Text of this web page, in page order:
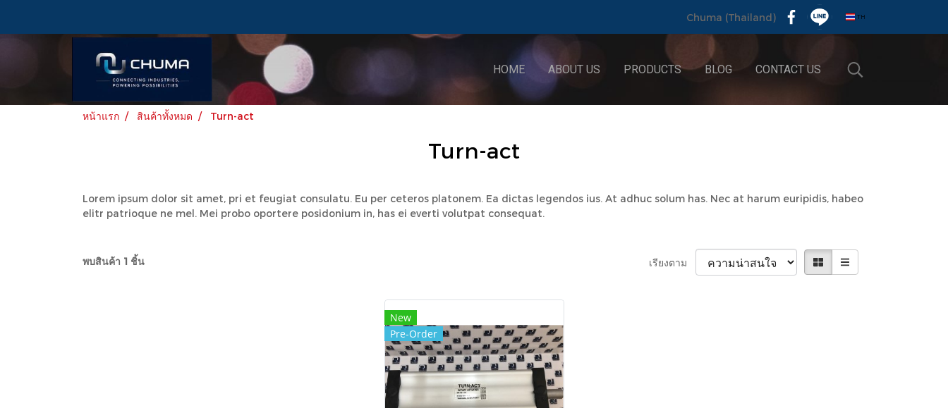
Chuma (Thailand) TH
HOME ABOUT US PRODUCTS BLOG CONTACT US
หน้าแรก สินค้าทั้งหมด Turn-act
Turn-act
Lorem ipsum dolor sit amet, pri et feugiat consulatu. Eu per ceteros platonem. Ea dictas legendos ius. At adhuc solum has. Nec at harum euripidis, habeo
elitr patrioque ne mel. Mei probo oportere posidonium in, has ei everti volutpat consequat.
พบสินค้า 1 ชิ้น เรียงตาม
New
Pre-Order